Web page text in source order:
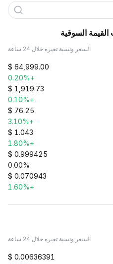
السوقية
السعر ونسبة تغيره خلال 24 ساعة
$ 64,999.00
+0.20%
$ 1,919.73
+0.10%
$ 76.25
+3.10%
$ 1.043
+1.80%
$ 0.999425
0.00%
$ 0.070943
+1.60%
السعر ونسبة تغيره خلال 24 ساعة
$ 0.00636391